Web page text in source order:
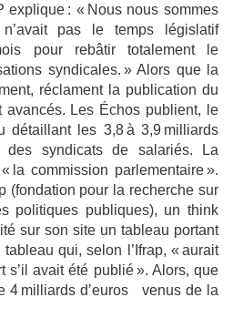
explique : « Nous nous sommes
pas le temps législatif
pour rebâtir totalement le
syndicales. » Alors que la
réclament la publication du
avancés. Les Échos publient, le
détaillant les 3,8 à 3,9 milliards
des syndicats de salariés. La
la commission parlementaire ».
(fondation pour la recherche sur
politiques publiques), un think
sur son site un tableau portant
qui, selon l’Ifrap, « aurait
s’il avait été publié ». Alors, que
4 milliards d’euros venus de la